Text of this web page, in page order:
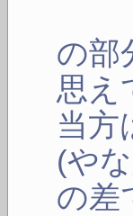
の部
思え
当方
(や
の差